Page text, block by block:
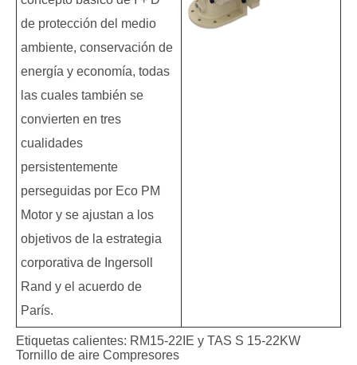
de protección del medio
ambiente, conservación de
energía y economía, todas
las cuales también se
convierten en tres
cualidades
persistentemente
perseguidas por Eco PM
Motor y se ajustan a los
objetivos de la estrategia
corporativa de Ingersoll
Rand y el acuerdo de
París.
Etiquetas calientes: RM15-22IE y TAS S 15-22KW
Tornillo de aire Compresores